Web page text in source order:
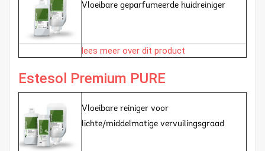
Vloeibare geparfumeerde huidreiniger
lees meer over dit product
Estesol Premium PURE
Vloeibare reiniger voor
lichte/middelmatige vervuilingsgraad